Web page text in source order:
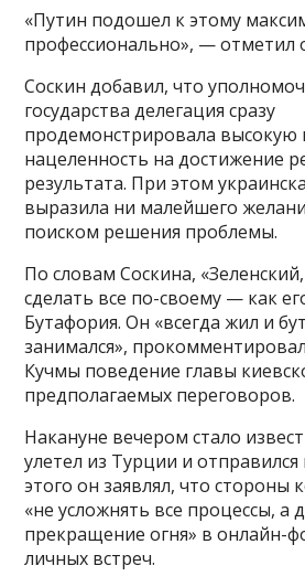
«Путин подошел к этому
профессионально», — отметил
Соскин добавил, что
государства делегация сразу
продемонстрировала
нацеленность на достижение
результата. При этом
выразила ни малейшего
поиском решения проблемы.
По словам Соскина,
сделать все по-своему — как
Бутафория. Он «всегда жил и
занимался»,
Кучмы поведение главы
предполагаемых переговоров.
Накануне вечером стало
улетел из Турции и
этого он заявлял, что стороны
«не усложнять все процессы, а
прекращение огня» в онлайн-
личных встреч.